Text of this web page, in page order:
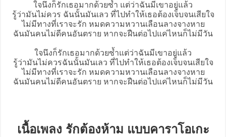
ใจนึงก็รักเธอมากด้วยซ้ำ แต่ว่าฉันมีเขาอยู่แล้ว
รู้ว่ามันไม่ควร ฉันนั้นมันเลว ที่ไปทำให้เธอต้องเจ็บจนเสียใจ
ไม่มีทางที่เราจะรัก หมดความหวานเลือนลางจางหาย
ฉันมันคนไม่ดีคนอันตราย หากจะฝืนต่อไปแค่ไหนก็ไม่มีวัน
ใจนึงก็รักเธอมากด้วยซ้ำแต่ว่าฉันมีเขาอยู่แล้ว
รู้ว่ามันไม่ควรฉันนั้นมันเลว ที่ไปทำให้เธอต้องเจ็บจนเสียใจ
ไม่มีทางที่เราจะรัก หมดความหวานเลือนลางจางหาย
ฉันมันคนไม่ดีคนอันตราย หากจะฝืนต่อไปแค่ไหนก็ไม่มีวัน
เนื้อเพลง รักต้องห้าม แบบคาราโอเกะ